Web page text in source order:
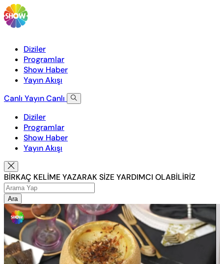
Diziler
Programlar
Show Haber
Yayın Akışı
Canlı YayınCanlı
Diziler
Programlar
Show Haber
Yayın Akışı
BİRKAÇ KELİME YAZARAK SİZE YARDIMCI OLABİLİRİZ
Ara